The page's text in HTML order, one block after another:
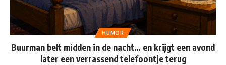
HUMOR
Buurman belt midden in de nacht… en krijgt een avond
later een verrassend telefoontje terug